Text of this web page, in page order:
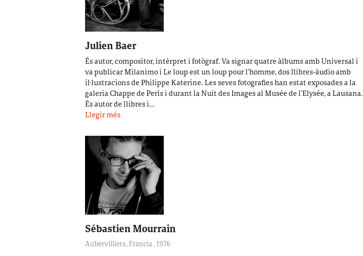
Julien Baer
És autor, compositor, intèrpret i fotògraf. Va signar quatre àlbums amb Universal i
va publicar Milanimo i Le loup est un loup pour l’homme, dos llibres-àudio amb
il·lustracions de Philippe Katerine. Les seves fotografies han estat exposades a la
galeria Chappe de Perís i durant la Nuit des Images al Musée de l’Elysée, a Lausana.
És autor de llibres i…
Llegir més
Sébastien Mourrain
Aubervilliers, Francia , 1976